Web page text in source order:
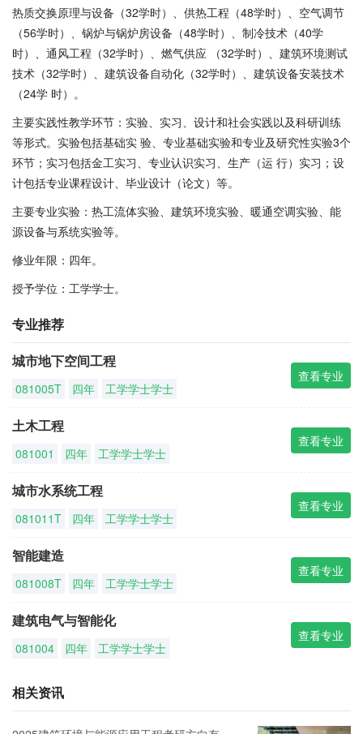
热质交换原理与设备（32学时）、供热工程（48学时）、空气调节
（56学时）、锅炉与锅炉房设备（48学时）、制冷技术（40学
时）、通风工程（32学时）、燃气供应 （32学时）、建筑环境测试
技术（32学时）、建筑设备自动化（32学时）、建筑设备安装技术
（24学 时）。
主要实践性教学环节：实验、实习、设计和社会实践以及科研训练
等形式。实验包括基础实 验、专业基础实验和专业及研究性实验3个
环节；实习包括金工实习、专业认识实习、生产（运 行）实习；设
计包括专业课程设计、毕业设计（论文）等。
主要专业实验：热工流体实验、建筑环境实验、暖通空调实验、能
源设备与系统实验等。
修业年限：四年。
授予学位：工学学士。
专业推荐
城市地下空间工程
081005T 四年 工学学士学士
查看专业
土木工程
081001 四年 工学学士学士
查看专业
城市水系统工程
081011T 四年 工学学士学士
查看专业
智能建造
081008T 四年 工学学士学士
查看专业
建筑电气与智能化
081004 四年 工学学士学士
查看专业
相关资讯